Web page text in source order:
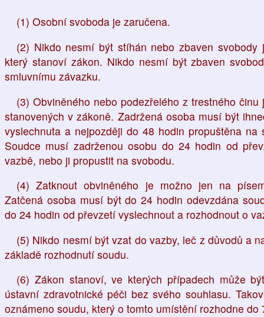
(1) Osobní svoboda je zaručena.
(2) Nikdo nesmí být stíhán nebo zbaven
který stanoví zákon. Nikdo nesmí být zbaven
smluvnímu závazku.
(3) Obviněného nebo podezřelého z trestného
stanovených v zákoně. Zadržená osoba musí být
vyslechnuta a nejpozději do 48 hodin propuštěna na
Soudce musí zadrženou osobu do 24 hodin od
vazbě, nebo ji propustit na svobodu.
(4) Zatknout obviněného je možno jen na
Zatčená osoba musí být do 24 hodin odevzdána
do 24 hodin od převzetí vyslechnout a rozhodnout o
(5) Nikdo nesmí být vzat do vazby, leč z důvodů a
základě rozhodnutí soudu.
(6) Zákon stanoví, ve kterých případech může
ústavní zdravotnické péči bez svého souhlasu.
oznámeno soudu, který o tomto umístění rozhodne do